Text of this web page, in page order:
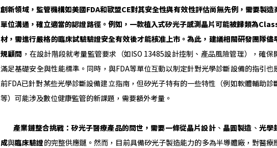
創新領域，監管機構如美國FDA和歐盟CE對其安全性與有效性評估尚無先例，需要製造
單位溝通，確立適當的認證路徑。例如，一款植入式矽光子感測晶片可能被歸類為
材，需進行嚴格的臨床試驗驗證安全有效後才能核准上市。為此，建議相關研發團隊儘
規顧問 ，在設計階段就考量監管要求（如ISO 13485設計控制、產品風險管理），確保
滿足基礎安全與性能標準。同時，與FDA等單位互動以制定針對光學診斷設備的指引也
前FDA已針對某些光學診斷設備建立指南，但矽光子特有的一些特性（例如軟體輔助診
等）可能涉及數位健康監管的新課題，需要額外考量。
產業鏈整合挑戰：矽光子醫療產品的問世，需要一條從晶片設計、 晶圓製造 、 光學
成與臨床驗證的完整供應鏈。然而，目前具備矽光子製造能力的多為半導體廠，對醫療